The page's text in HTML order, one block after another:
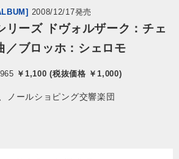
閉じる
2008/12/17発売
リーズ ドヴォルザーク：チェ
／ブロッホ：シェロモ
￥1,100 (税抜価格 ￥1,000)
ノールショピング交響楽団